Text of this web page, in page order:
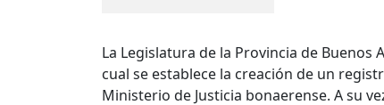
La Legislatura de la Provincia de
cual se establece la creación de un
Ministerio de Justicia bonaerense. A su